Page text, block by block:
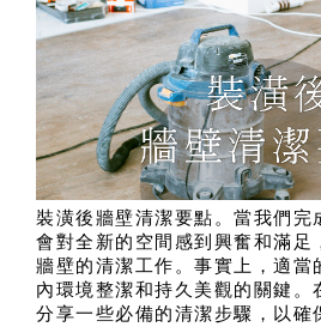
裝潢後牆壁清潔要點。當我們完
會對全新的空間感到興奮和滿足
牆壁的清潔工作。事實上，適當
內環境整潔和持久美觀的關鍵。
分享一些必備的清潔步驟，以確